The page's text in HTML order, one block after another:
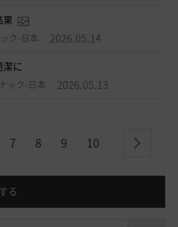
果
ク-日本 2026.05.14
潔に
ック-日本 2026.05.13
7 8 9 10 next
る